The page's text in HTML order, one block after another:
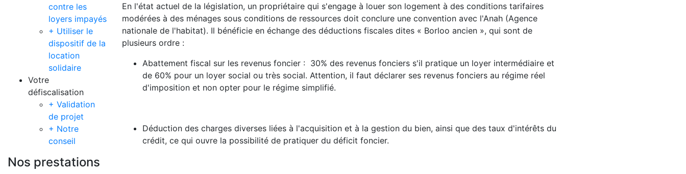
contre les
loyers impayés
+ Utiliser le
dispositif de la
location
solidaire
Votre
défiscalisation
+ Validation
de projet
+ Notre
conseil
Nos prestations
En l'état actuel de la législation, un propriétaire qui s'engage à louer son logement à des conditions tarifaires
modérées à des ménages sous conditions de ressources doit conclure une convention avec l'Anah (Agence
nationale de l'habitat). Il bénéficie en échange des déductions fiscales dites « Borloo ancien », qui sont de
plusieurs ordre :
Abattement fiscal sur les revenus foncier : 30% des revenus fonciers s'il pratique un loyer intermédiaire et
de 60% pour un loyer social ou très social. Attention, il faut déclarer ses revenus fonciers au régime réel
d'imposition et non opter pour le régime simplifié.
Déduction des charges diverses liées à l'acquisition et à la gestion du bien, ainsi que des taux d'intérêts du
crédit, ce qui ouvre la possibilité de pratiquer du déficit foncier.